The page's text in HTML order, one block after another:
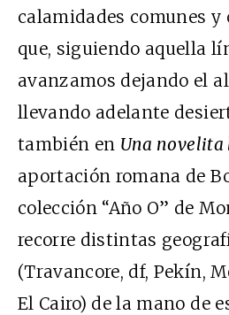
calamidades comunes y
que, siguiendo aquella
avanzamos dejando el
llevando adelante
también en Una novelita
aportación romana de
colección “Año O” de
recorre distintas
(Travancore, df, Pekín,
El Cairo) de la mano de